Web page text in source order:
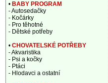
• BABY PROGRAM
- Autosedačky
- Kočárky
- Pro těhotné
- Dětské potřeby
• CHOVATELSKÉ POTŘEBY
- Akvaristika
- Psi a kočky
- Ptáci
- Hlodavci a ostatní